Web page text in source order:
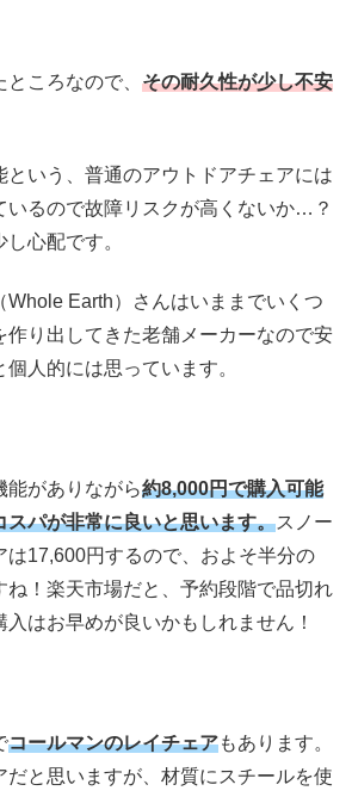
ころなので、 その耐久性が少し不安
という、普通のアウトドアチェアには
いるので故障リスクが高くないか…？
心配です。
Whole Earth）さんはいままでいくつ
作り出してきた老舗メーカーなので安
人的には思っています。
能がありながら約8,000円で購入可能
スパが非常に良いと思います。スノー
は17,600円するので、およそ半分の
ね！楽天市場だと、予約段階で品切れ
はお早めが良いかもしれません！
コールマンのレイチェアもあります。
だと思いますが、材質にスチールを使